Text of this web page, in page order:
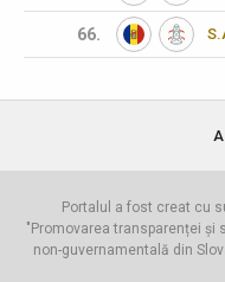
66.
Portalul a fost creat cu
"Promovarea transparenței
non-guvernamentală din